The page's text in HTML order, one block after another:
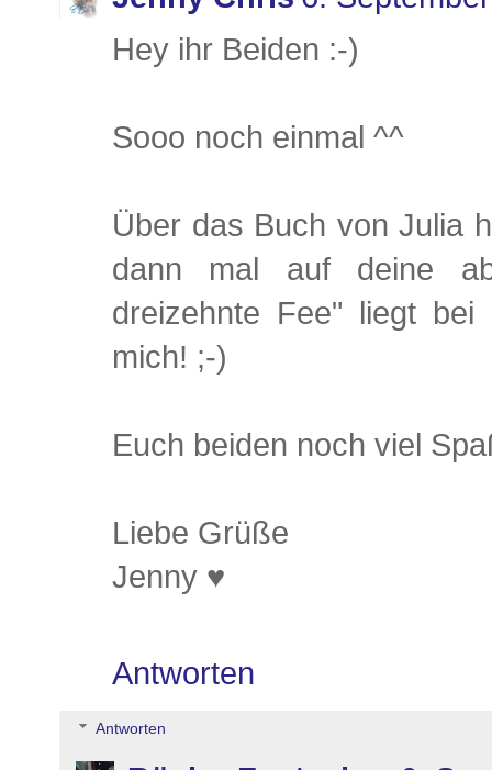
Hey ihr Beiden :-)
Sooo noch einmal ^^
Über das Buch von Julia
dann mal auf deine
dreizehnte Fee" liegt
mich! ;-)
Euch beiden noch viel
Liebe Grüße
Jenny ♥
Antworten
Antworten